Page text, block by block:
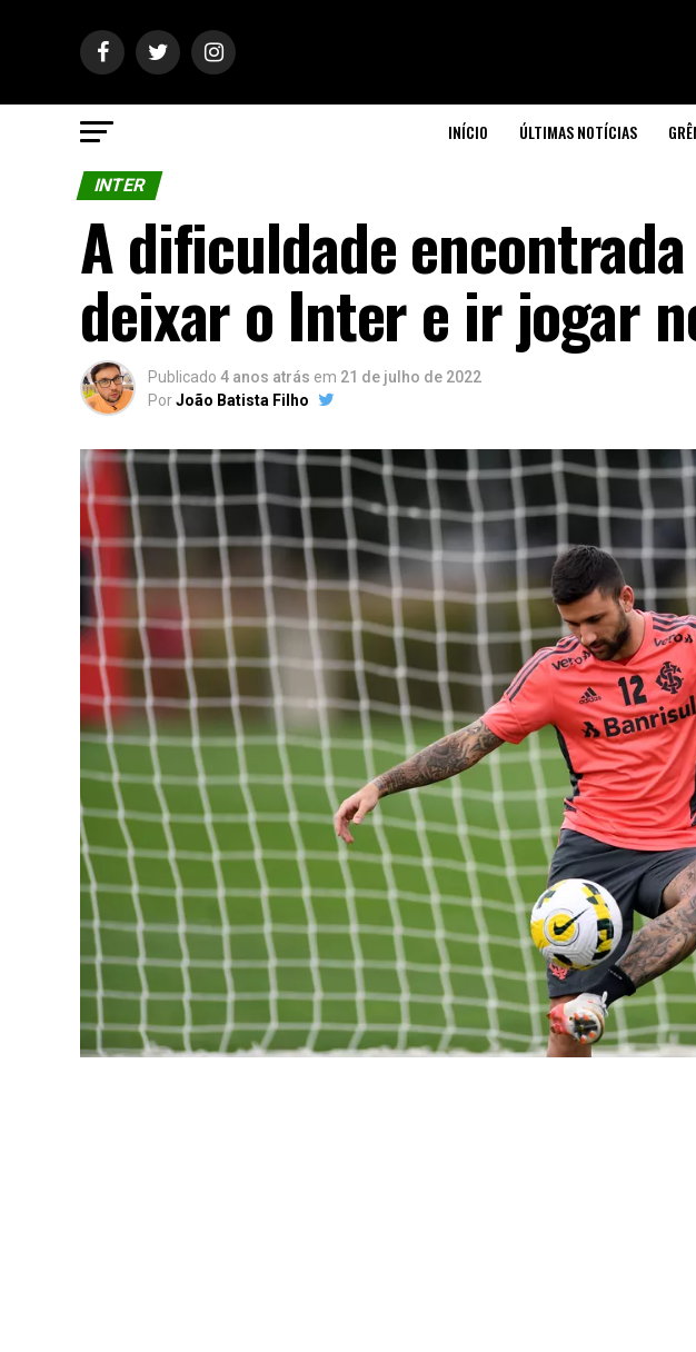
INÍCIO ÚLTIMAS NOTÍCIAS
INTER
A dificuldade
deixar o Inter e ir jogar
Publicado 4 anos atrás em 21 de julho de 2022
PorJoão Batista Filho